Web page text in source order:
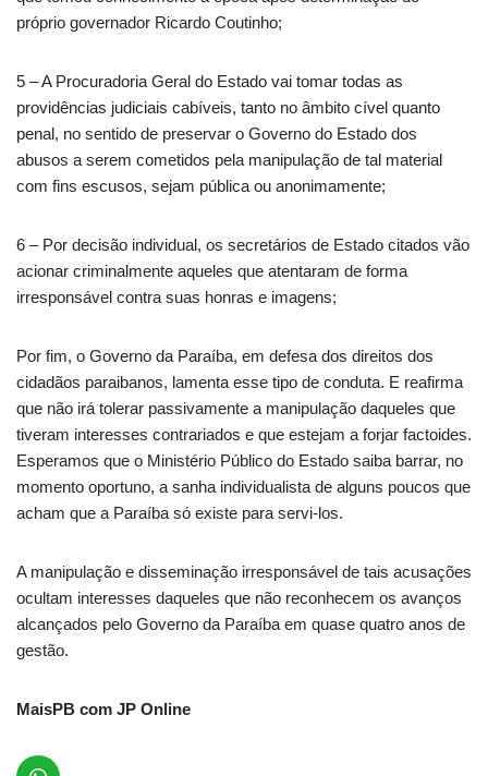
próprio governador Ricardo Coutinho;
5 – A Procuradoria Geral do Estado vai tomar todas as
providências judiciais cabíveis, tanto no âmbito cível quanto
penal, no sentido de preservar o Governo do Estado dos
abusos a serem cometidos pela manipulação de tal material
com fins escusos, sejam pública ou anonimamente;
6 – Por decisão individual, os secretários de Estado citados vão
acionar criminalmente aqueles que atentaram de forma
irresponsável contra suas honras e imagens;
Por fim, o Governo da Paraíba, em defesa dos direitos dos
cidadãos paraibanos, lamenta esse tipo de conduta. E reafirma
que não irá tolerar passivamente a manipulação daqueles que
tiveram interesses contrariados e que estejam a forjar factoides.
Esperamos que o Ministério Público do Estado saiba barrar, no
momento oportuno, a sanha individualista de alguns poucos que
acham que a Paraíba só existe para servi-los.
A manipulação e disseminação irresponsável de tais acusações
ocultam interesses daqueles que não reconhecem os avanços
alcançados pelo Governo da Paraíba em quase quatro anos de
gestão.
MaisPB com JP Online